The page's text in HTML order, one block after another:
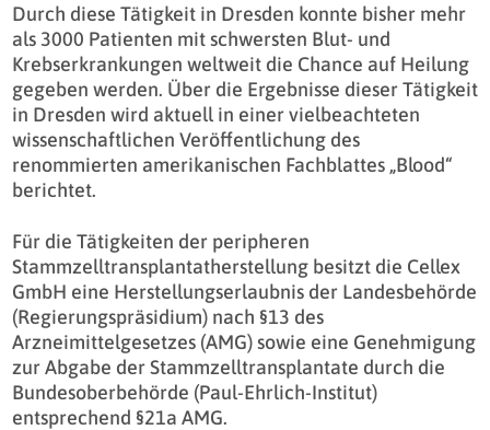
Durch diese Tätigkeit in Dresden konnte bisher mehr
als 3000 Patienten mit schwersten Blut- und
Krebserkrankungen weltweit die Chance auf Heilung
gegeben werden. Über die Ergebnisse dieser Tätigkeit
in Dresden wird aktuell in einer vielbeachteten
wissenschaftlichen Veröffentlichung des
renommierten amerikanischen Fachblattes „Blood“
berichtet.
Für die Tätigkeiten der peripheren
Stammzelltransplantatherstellung besitzt die Cellex
GmbH eine Herstellungserlaubnis der Landesbehörde
(Regierungspräsidium) nach §13 des
Arzneimittelgesetzes (AMG) sowie eine Genehmigung
zur Abgabe der Stammzelltransplantate durch die
Bundesoberbehörde (Paul-Ehrlich-Institut)
entsprechend §21a AMG.